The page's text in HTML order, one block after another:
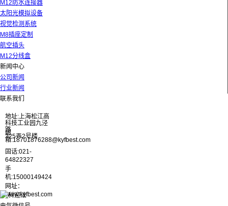
M12防水连接器
太阳光模拟设备
视觉检测系统
M8插座定制
航空插头
M12分线盒
新闻中心
公司新闻
行业新闻
联系我们
地址:上海松江高
科技工业园九泾
路
325弄2号楼
邮
箱:18701876288@kyfbest.com
固话:021-
64822327
手
机:15000149424
网址：
www.kyfbest.com